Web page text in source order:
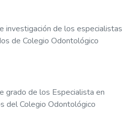
investigación de los especialistas
de Colegio Odontológico
grado de los Especialista en
del Colegio Odontológico